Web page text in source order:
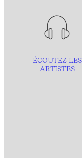
ÉCOUTEZ LES
ARTISTES